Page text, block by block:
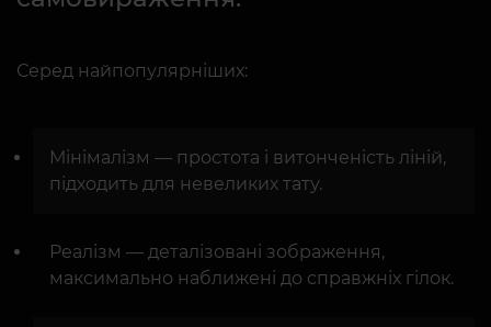
Серед найпопулярніших:
Мінімалізм — простота і витонченість ліній,
підходить для невеликих тату.
Реалізм — деталізовані зображення,
максимально наближені до справжніх гілок.